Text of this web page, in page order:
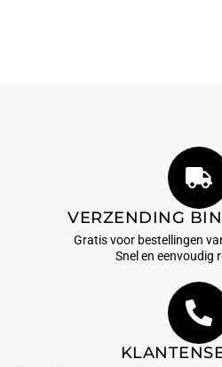
VERZENDING
Gratis voor bestellingen
Snel en eenvoudig